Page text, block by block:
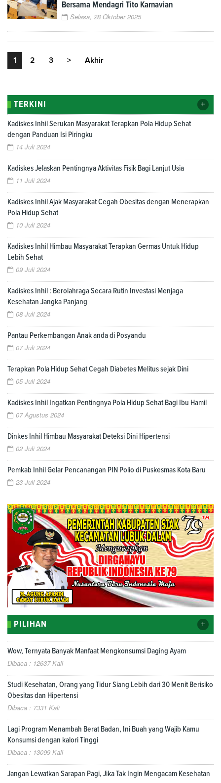
Bersama Mendagri Tito Karnavian
Selasa, 28 Oktober 2025
1 2 3 > Akhir
TERKINI +
Kadiskes Inhil Serukan Masyarakat Terapkan Pola Hidup Sehat
dengan Panduan Isi Piringku
14 Juli 2024
Kadiskes Jelaskan Pentingnya Aktivitas Fisik Bagi Lanjut Usia
11 Juli 2024
Kadiskes Inhil Ajak Masyarakat Cegah Obesitas dengan Menerapkan
Pola Hidup Sehat
10 Juli 2024
Kadiskes Inhil Himbau Masyarakat Terapkan Germas Untuk Hidup
Lebih Sehat
09 Juli 2024
Kadiskes Inhil : Berolahraga Secara Rutin Investasi Menjaga
Kesehatan Jangka Panjang
08 Juli 2024
Pantau Perkembangan Anak anda di Posyandu
07 Juli 2024
Terapkan Pola Hidup Sehat Cegah Diabetes Melitus sejak Dini
05 Juli 2024
Kadiskes Inhil Ingatkan Pentingnya Pola Hidup Sehat Bagi Ibu Hamil
07 Agustus 2024
Dinkes Inhil Himbau Masyarakat Deteksi Dini Hipertensi
02 Juli 2024
Pemkab Inhil Gelar Pencanangan PIN Polio di Puskesmas Kota Baru
23 Juli 2024
PILIHAN +
Wow, Ternyata Banyak Manfaat Mengkonsumsi Daging Ayam
Dibaca : 12637 Kali
Studi Kesehatan, Orang yang Tidur Siang Lebih dari 30 Menit Berisiko
Obesitas dan Hipertensi
Dibaca : 7331 Kali
Lagi Program Menambah Berat Badan, Ini Buah yang Wajib Kamu
Konsumsi dengan kalori Tinggi
Dibaca : 13099 Kali
Jangan Lewatkan Sarapan Pagi, Jika Tak Ingin Mengacam Kesehatan